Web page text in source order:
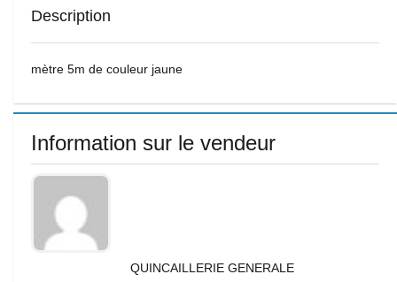
Description
mètre 5m de couleur jaune
Information sur le vendeur
QUINCAILLERIE GENERALE